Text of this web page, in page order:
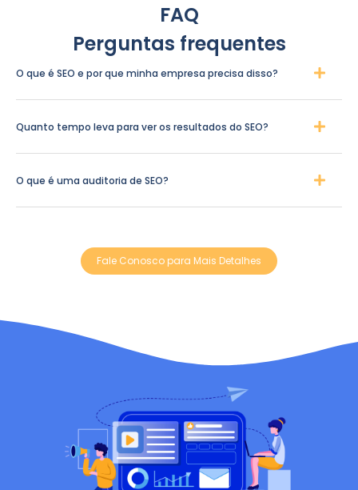
FAQ
Perguntas frequentes
O que é SEO e por que minha empresa precisa disso?
Quanto tempo leva para ver os resultados do SEO?
O que é uma auditoria de SEO?
Fale Conosco para Mais Detalhes